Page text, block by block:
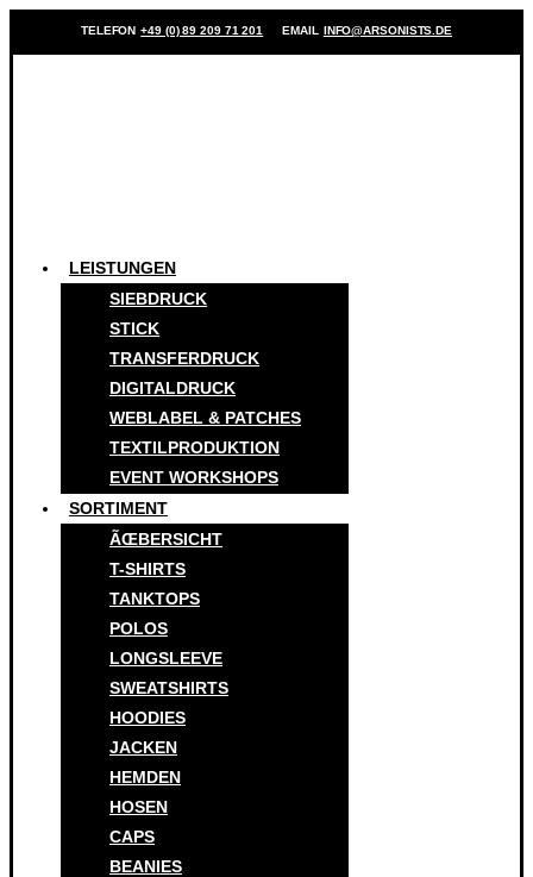
TELEFON +49 (0) 89 209 71 201 EMAIL INFO@ARSONISTS.DE
LEISTUNGEN
SIEBDRUCK
STICK
TRANSFERDRUCK
DIGITALDRUCK
WEBLABEL & PATCHES
TEXTILPRODUKTION
EVENT WORKSHOPS
SORTIMENT
ÃŒBERSICHT
T-SHIRTS
TANKTOPS
POLOS
LONGSLEEVE
SWEATSHIRTS
HOODIES
JACKEN
HEMDEN
HOSEN
CAPS
BEANIES